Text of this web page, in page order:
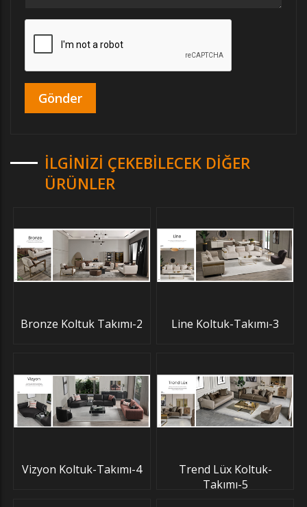
İLGINIZI ÇEKEBILECEK DIĞER
ÜRÜNLER
Bronze Koltuk Takımı-2 Line Koltuk-Takımı-3
Vizyon Koltuk-Takımı-4
Trend Lüx Koltuk-
Takımı-5